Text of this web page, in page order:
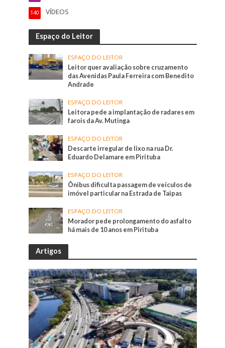
VÍDEOS
140
Espaço do Leitor
ESPAÇO DO LEITOR
Leitor quer avaliação sobre cruzamento
das Avenidas Paula Ferreira com Benedito
Andrade
ESPAÇO DO LEITOR
Leitora pede a implantação de radares em
farois da Av. Mutinga
ESPAÇO DO LEITOR
Descarte irregular de lixo na rua Dr.
Eduardo Delamare em Pirituba
ESPAÇO DO LEITOR
Ônibus dificulta passagem de veículos de
imóvel particular na Estrada de Taipas
ESPAÇO DO LEITOR
Morador pede prolongamento do asfalto
há mais de 10 anos em Pirituba
Artigos